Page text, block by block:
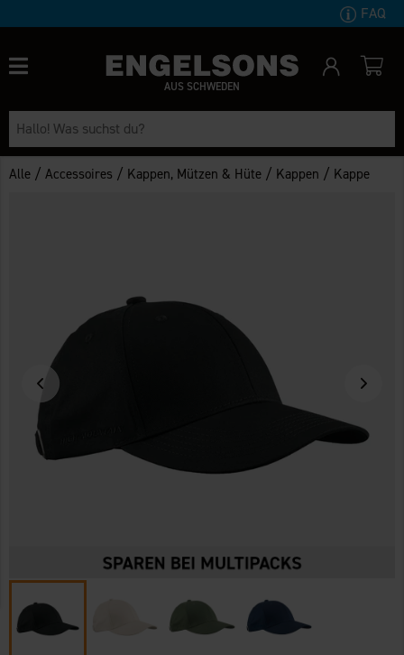
FAQ
AUS SCHWEDEN
Alle /Accessoires / Kappen, Mützen & Hüte / Kappen / Kappe